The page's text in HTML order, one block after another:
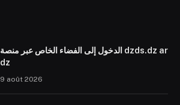
الدخول إلى الفضاء الخاص عبر منصة dzds.dz ar
dz
9 août 2026